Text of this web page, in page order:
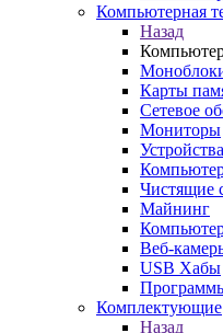
Компьютерная
Назад
Карты
Сетевое
Мониторы
Чистящие
Майнинг
Веб-
USB Хабы
Комплектующие
Назад